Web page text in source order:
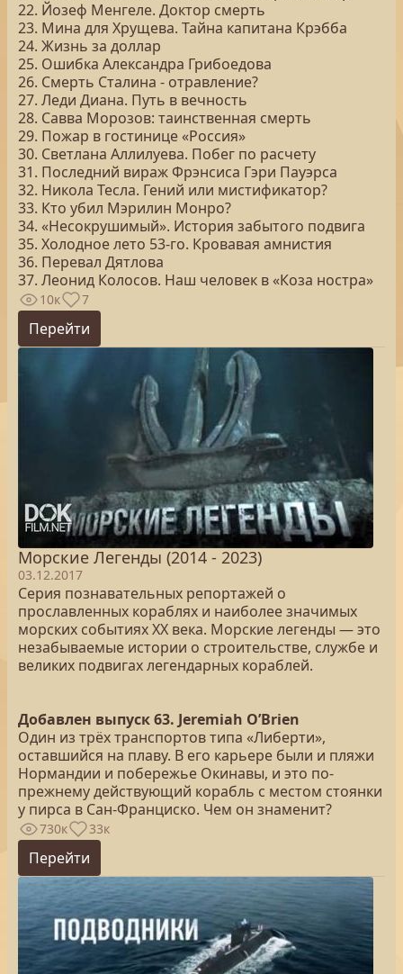
22. Йозеф Менгеле. Доктор смерть
23. Мина для Хрущева. Тайна капитана Крэбба
24. Жизнь за доллар
25. Ошибка Александра Грибоедова
26. Смерть Сталина - отравление?
27. Леди Диана. Путь в вечность
28. Савва Морозов: таинственная смерть
29. Пожар в гостинице «Россия»
30. Светлана Аллилуева. Побег по расчету
31. Последний вираж Фрэнсиса Гэри Пауэрса
32. Никола Тесла. Гений или мистификатор?
33. Кто убил Мэрилин Монро?
34. «Несокрушимый». История забытого подвига
35. Холодное лето 53-го. Кровавая амнистия
36. Перевал Дятлова
37. Леонид Колосов. Наш человек в «Коза ностра»
10к 7
Перейти
Морские Легенды (2014 - 2023)
03.12.2017
Серия познавательных репортажей о
прославленных кораблях и наиболее значимых
морских событиях XX века. Морские легенды — это
незабываемые истории о строительстве, службе и
великих подвигах легендарных кораблей.
Добавлен выпуск 63. Jeremiah O’Brien
Один из трёх транспортов типа «Либерти»,
оставшийся на плаву. В его карьере были и пляжи
Нормандии и побережье Окинавы, и это по-
прежнему действующий корабль с местом стоянки
у пирса в Сан-Франциско. Чем он знаменит?
730к 33к
Перейти